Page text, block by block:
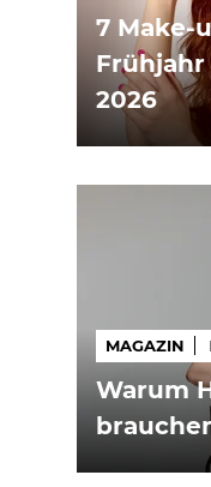
7 Make-
2026
MAGAZIN
Warum